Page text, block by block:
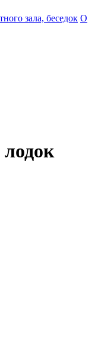
зала, беседок О